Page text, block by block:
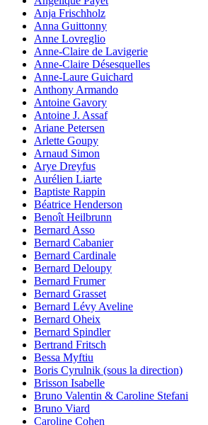
Anja Frischholz
Anna Guittonny
Anne Lovreglio
Anne-Claire de Lavigerie
Anne-Claire Désesquelles
Anne-Laure Guichard
Anthony Armando
Antoine Gavory
Antoine J. Assaf
Ariane Petersen
Arlette Goupy
Arnaud Simon
Arye Dreyfus
Aurélien Liarte
Baptiste Rappin
Béatrice Henderson
Benoît Heilbrunn
Bernard Asso
Bernard Cabanier
Bernard Cardinale
Bernard Deloupy
Bernard Frumer
Bernard Grasset
Bernard Lévy Aveline
Bernard Oheix
Bernard Spindler
Bertrand Fritsch
Bessa Myftiu
Boris Cyrulnik (sous la direction)
Brisson Isabelle
Bruno Valentin & Caroline Stefani
Bruno Viard
Caroline Cohen